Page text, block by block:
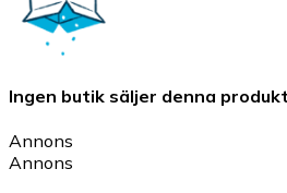
Ingen butik säljer denna
Annons
Annons